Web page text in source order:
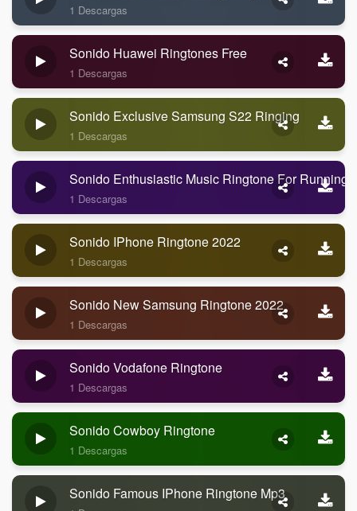
1 Descargas
Sonido Huawei Ringtones Free
1 Descargas
Sonido Exclusive Samsung S22 Ringing
1 Descargas
Sonido Enthusiastic Music Ringtone For Running
1 Descargas
Sonido IPhone Ringtone 2022
1 Descargas
Sonido New Samsung Ringtone 2022
1 Descargas
Sonido Vodafone Ringtone
1 Descargas
Sonido Cowboy Ringtone
1 Descargas
Sonido Famous IPhone Ringtone Mp3